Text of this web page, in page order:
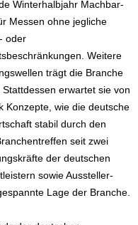
Winterhalbjahr Machbar-
Messen ohne jegliche
oder
Weitere
trägt die Branche
Stattdessen erwartet sie von
Konzepte, wie die deutsche
stabil durch den
seit zwei
der deutschen
sowie Aussteller-
Lage der Branche.